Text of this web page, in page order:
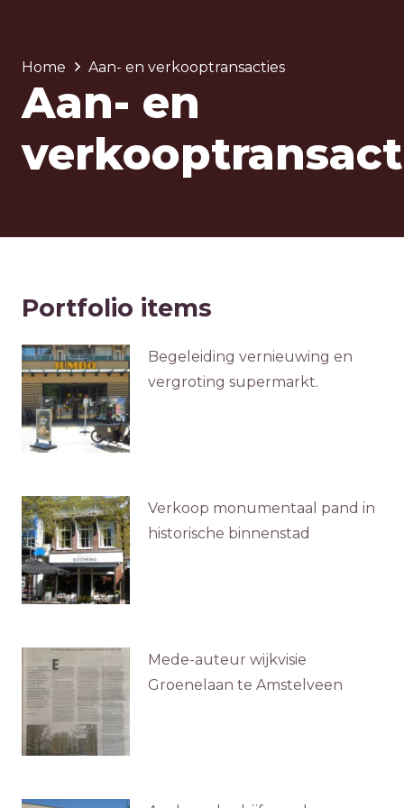
Home Aan- en verkooptransacties
Aan- en
Portfolio items
Begeleiding vernieuwing en
vergroting supermarkt.
Verkoop monumentaal pand in
historische binnenstad
Mede-auteur wijkvisie
Groenelaan te Amstelveen